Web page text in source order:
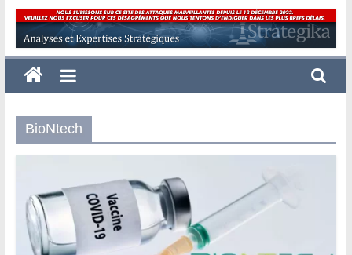
Strategika
Expertise
et
Analyses
BioNtech